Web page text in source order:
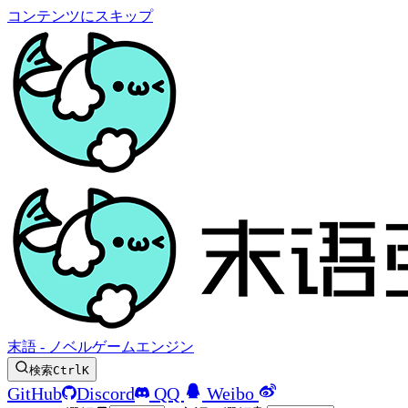
コンテンツにスキップ
末語 - ノベルゲームエンジン
検索CtrlK
GitHub Discord QQ Weibo